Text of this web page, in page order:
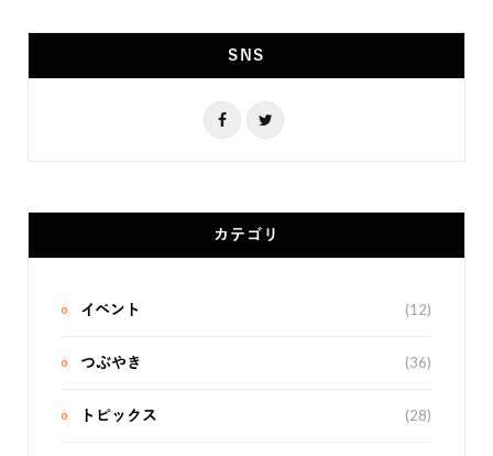
SNS
F
e
T
t
カテゴリ
イベント (12)
つぶやき (36)
トピックス (28)